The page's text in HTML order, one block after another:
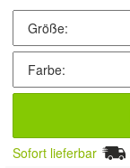
Sofort lieferbar